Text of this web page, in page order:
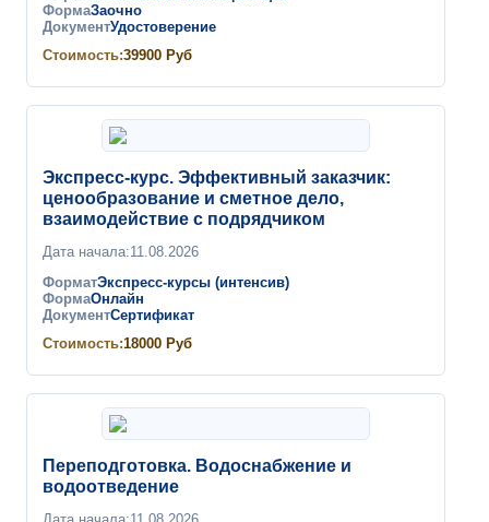
ФормаЗаочно
ДокументУдостоверение
Стоимость:39900 Руб
Экспресс-курс. Эффективный заказчик:
ценообразование и сметное дело,
взаимодействие с подрядчиком
Дата начала:11.08.2026
ФорматЭкспресс-курсы (интенсив)
ФормаОнлайн
ДокументСертификат
Стоимость:18000 Руб
Переподготовка. Водоснабжение и
водоотведение